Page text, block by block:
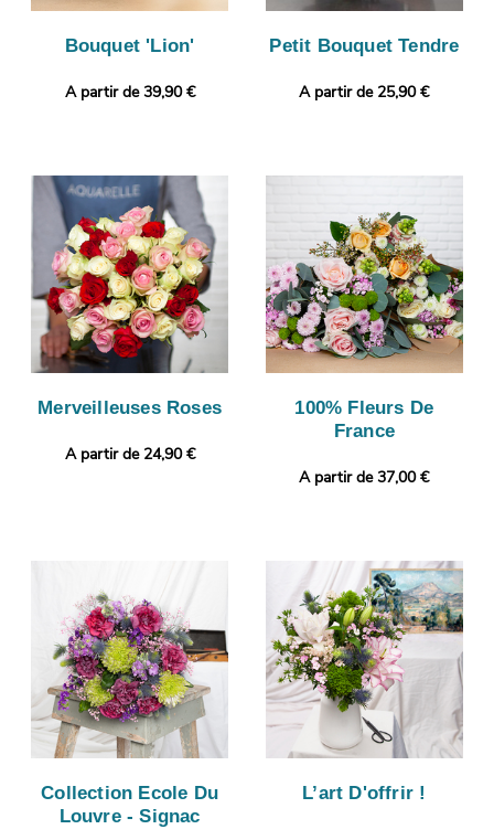
Bouquet 'Lion'
A partir de 39,90 €
Petit Bouquet Tendre
A partir de 25,90 €
Merveilleuses Roses
A partir de 24,90 €
100% Fleurs De
France
A partir de 37,00 €
Collection Ecole Du
Louvre - Signac
L’art D'offrir !